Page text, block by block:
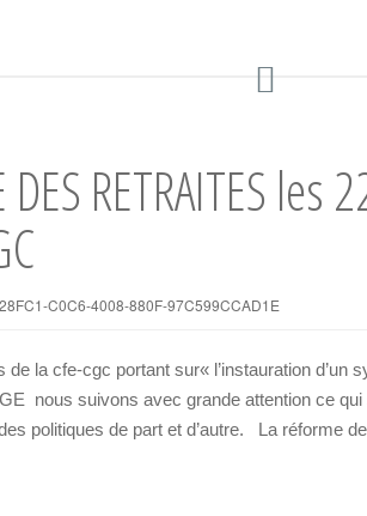
DES RETRAITES
C0C6-4008-880F-97C599CCAD1E
de la cfe-cgc portant sur« l’instauration
nous suivons avec grande attention ce
politiques de part et d’autre. La réforme